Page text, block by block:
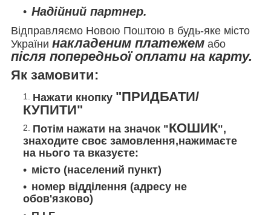
Надійний партнер.
Відправляємо Новою Поштою в будь-яке місто
України накладеним платежем або
після попередньої оплати на карту.
Як замовити:
Нажати кнопку "ПРИДБАТИ/
КУПИТИ"
Потім нажати на значок "КОШИК",
знаходите своє замовлення,нажимаєте
на нього та вказуєте:
місто (населений пункт)
номер відділення (адресу не
обов'язково)